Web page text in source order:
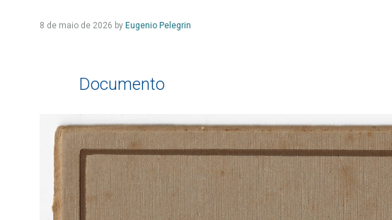
8 de maio de 2026 by Eugenio Pelegrin
Documento